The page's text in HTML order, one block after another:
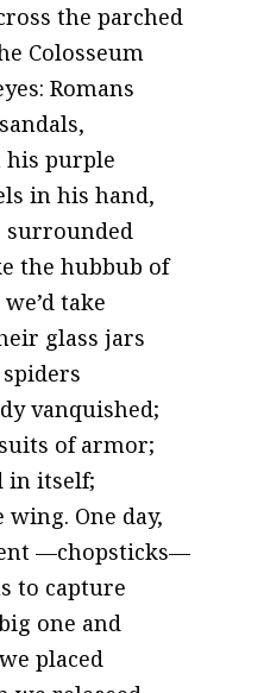
the parched
Colosseum
Romans
his purple
in his hand,
the hubbub of
take
glass jars
vanquished;
of armor;
in itself;
One day,
—chopsticks—
to capture
one and
placed